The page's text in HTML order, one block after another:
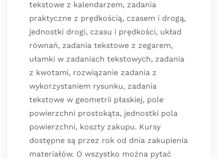
tekstowe z kalendarzem, zadania
praktyczne z prędkością, czasem i drogą,
jednostki drogi, czasu i prędkości, układ
równań, zadania tekstowe z zegarem,
ułamki w zadaniach tekstowych, zadania
z kwotami, rozwiązanie zadania z
wykorzystaniem rysunku, zadania
tekstowe w geometrii płaskiej, pole
powierzchni prostokąta, jednostki pola
powierzchni, koszty zakupu. Kursy
dostępne są przez rok od dnia zakupienia
materiałów. O wszystko można pytać